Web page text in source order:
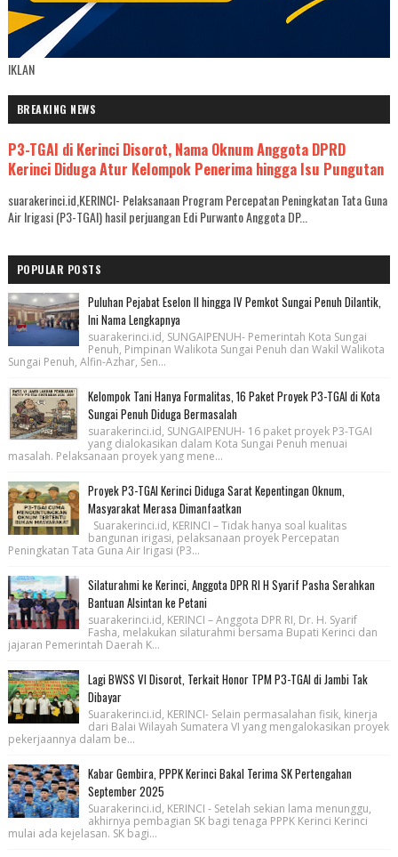
IKLAN
BREAKING NEWS
P3-TGAI di Kerinci Disorot, Nama Oknum Anggota DPRD
Kerinci Diduga Atur Kelompok Penerima hingga Isu Pungutan
suarakerinci.id,KERINCI- Pelaksanaan Program Percepatan Peningkatan Tata Guna
Air Irigasi (P3-TGAI) hasil perjuangan Edi Purwanto Anggota DP...
POPULAR POSTS
Puluhan Pejabat Eselon II hingga IV Pemkot Sungai Penuh Dilantik,
Ini Nama Lengkapnya
suarakerinci.id, SUNGAIPENUH- Pemerintah Kota Sungai
Penuh, Pimpinan Walikota Sungai Penuh dan Wakil Walikota
Sungai Penuh, Alfin-Azhar, Sen...
Kelompok Tani Hanya Formalitas, 16 Paket Proyek P3-TGAI di Kota
Sungai Penuh Diduga Bermasalah
suarakerinci.id, SUNGAIPENUH- 16 paket proyek P3-TGAI
yang dialokasikan dalam Kota Sungai Penuh menuai
masalah. Pelaksanaan proyek yang mene...
Proyek P3-TGAI Kerinci Diduga Sarat Kepentingan Oknum,
Masyarakat Merasa Dimanfaatkan
Suarakerinci.id, KERINCI – Tidak hanya soal kualitas
bangunan irigasi, pelaksanaan proyek Percepatan
Peningkatan Tata Guna Air Irigasi (P3...
Silaturahmi ke Kerinci, Anggota DPR RI H Syarif Pasha Serahkan
Bantuan Alsintan ke Petani
suarakerinci.id, KERINCI – Anggota DPR RI, Dr. H. Syarif
Fasha, melakukan silaturahmi bersama Bupati Kerinci dan
jajaran Pemerintah Daerah K...
Lagi BWSS VI Disorot, Terkait Honor TPM P3-TGAI di Jambi Tak
Dibayar
Suarakerinci.id, KERINCI- Selain permasalahan fisik, kinerja
dari Balai Wilayah Sumatera VI yang mengalokasikan proyek
pekerjaannya dalam be...
Kabar Gembira, PPPK Kerinci Bakal Terima SK Pertengahan
September 2025
Suarakerinci.id, KERINCI - Setelah sekian lama menunggu,
akhirnya pembagian SK bagi tenaga PPPK Kerinci Kerinci
mulai ada kejelasan. SK bagi...